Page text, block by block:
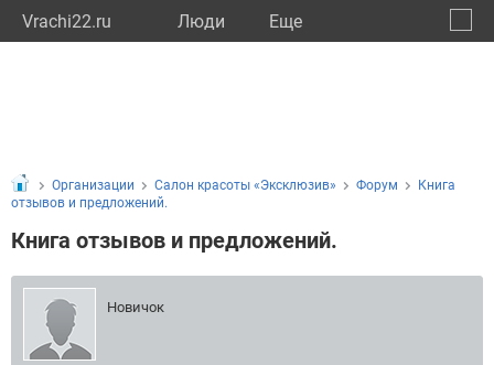
Vrachi22.ru Люди Eще
Организации Салон красоты «Эксклюзив» Форум
Книга
отзывов и предложений.
Книга отзывов и предложений.
Новичок